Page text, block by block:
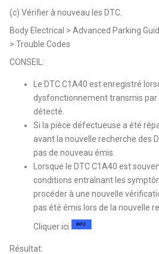
(c) Vérifier à nouveau les DTC.
Body Electrical > Advanced Parking
> Trouble Codes
CONSEIL:
Le DTC C1A40 est enregistré
dysfonctionnement transmis par
détecté.
Si la pièce défectueuse a été
avant la nouvelle recherche des
pas de nouveau émis.
Lorsque le DTC C1A40 est
conditions entraînant les
procéder à une nouvelle
pas été émis lors de la nouvelle
Cliquer ici
Résultat: